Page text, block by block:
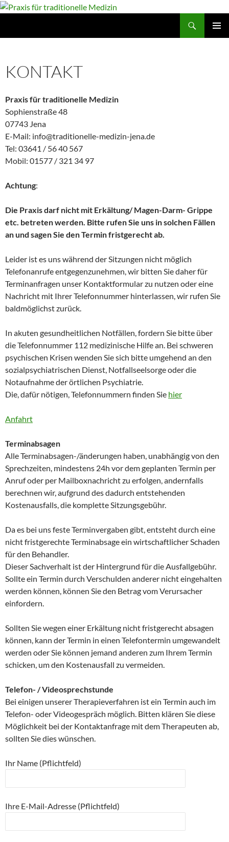
KONTAKT
Praxis für traditionelle Medizin
Sophienstraße 48
07743 Jena
E-Mail: info@traditionelle-medizin-jena.de
Tel: 03641 / 56 40 567
Mobil: 01577 / 321 34 97
Achtung:
Die Praxis darf nicht mit Erkältung/ Magen-Darm- Grippe
etc. betreten werden. Bitte rufen Sie uns in solchen Fällen
an und sagen Sie den Termin fristgerecht ab.
Leider ist es uns während der Sitzungen nicht möglich
Telefonanrufe entgegenzunehmen, wir bitten Sie daher für
Terminanfragen unser Kontaktformular zu nutzen oder eine
Nachricht mit Ihrer Telefonnummer hinterlassen, wir rufen Sie
baldmöglichst zurück.
In akuten gesundheitlichen Notfällen, fordern Sie bitte über
die Telefonnummer 112 medizinische Hilfe an. Bei schweren
psychischen Krisen wenden Sie sich bitte umgehend an den
sozialpsychiatrischen Dienst, Notfallseelsorge oder die
Notaufnahme der örtlichen Psychiatrie.
Die, dafür nötigen, Telefonnummern finden Sie hier
Anfahrt
Terminabsagen
Alle Terminabsagen-/änderungen haben, unabhängig von den
Sprechzeiten, mindestens 24h vor dem geplanten Termin per
Anruf oder per Mailboxnachricht zu erfolgen, andernfalls
berechnen wir, aufgrund des dadurch entstehenden
Kostenausfalls, die komplette Sitzungsgebühr.
Da es bei uns feste Terminvergaben gibt, entsteht durch eine
nicht fristgerechte Terminabsage ein wirtschaftlicher Schaden
für den Behandler.
Dieser Sachverhalt ist der Hintergrund für die Ausfallgebühr.
Sollte ein Termin durch Verschulden anderer nicht eingehalten
werden können, können Sie den Betrag vom Verursacher
einfordern.
Sollten Sie wegen einer Erkältung nicht fristgerecht absagen
können, kann der Termin in einen Telefontermin umgewandelt
werden oder Sie können jemand anderen zum Ihrem Termin
schicken, um den Kostenausfall zu vermeiden.
Telefon- / Videosprechstunde
Bei einigen unserer Therapieverfahren ist ein Termin auch im
Telefon- oder Videogespräch möglich. Bitten klären Sie diese
Möglichkeit bei der Kontaktanfrage mit dem Therapeuten ab,
sollten Sie dies wünschen.
Ihr Name (Pflichtfeld)
Ihre E-Mail-Adresse (Pflichtfeld)